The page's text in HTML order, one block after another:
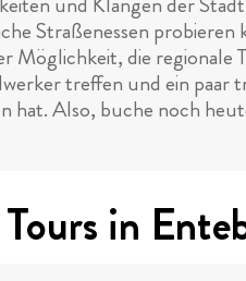
Straßenessen
Möglichkeit, die regionale
treffen und ein
hat. Also, buche noch
in